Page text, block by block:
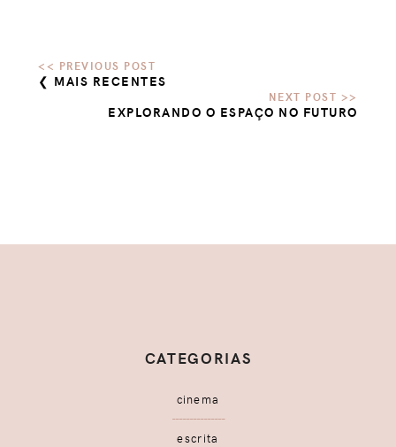
❮ MAIS RECENTES
EXPLORANDO O ESPAÇO NO FUTURO
CATEGORIAS
cinema
escrita